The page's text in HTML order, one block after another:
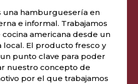
una hamburguesería en
e informal. Trabajamos
americana desde un
local. El producto fresco y
punto clave para poder
nuestro concepto de
por el que trabajamos